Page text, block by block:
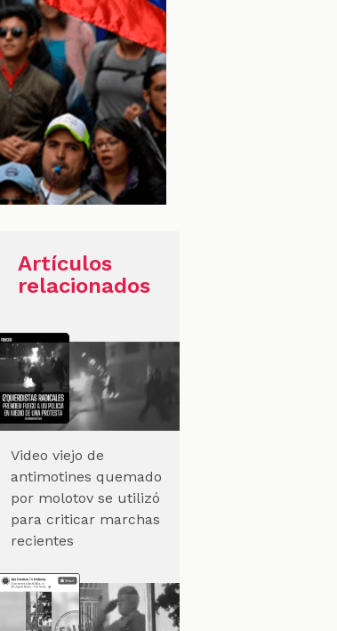
Artículos
relacionados
Video viejo de
antimotines quemado
por molotov se utilizó
para criticar marchas
recientes